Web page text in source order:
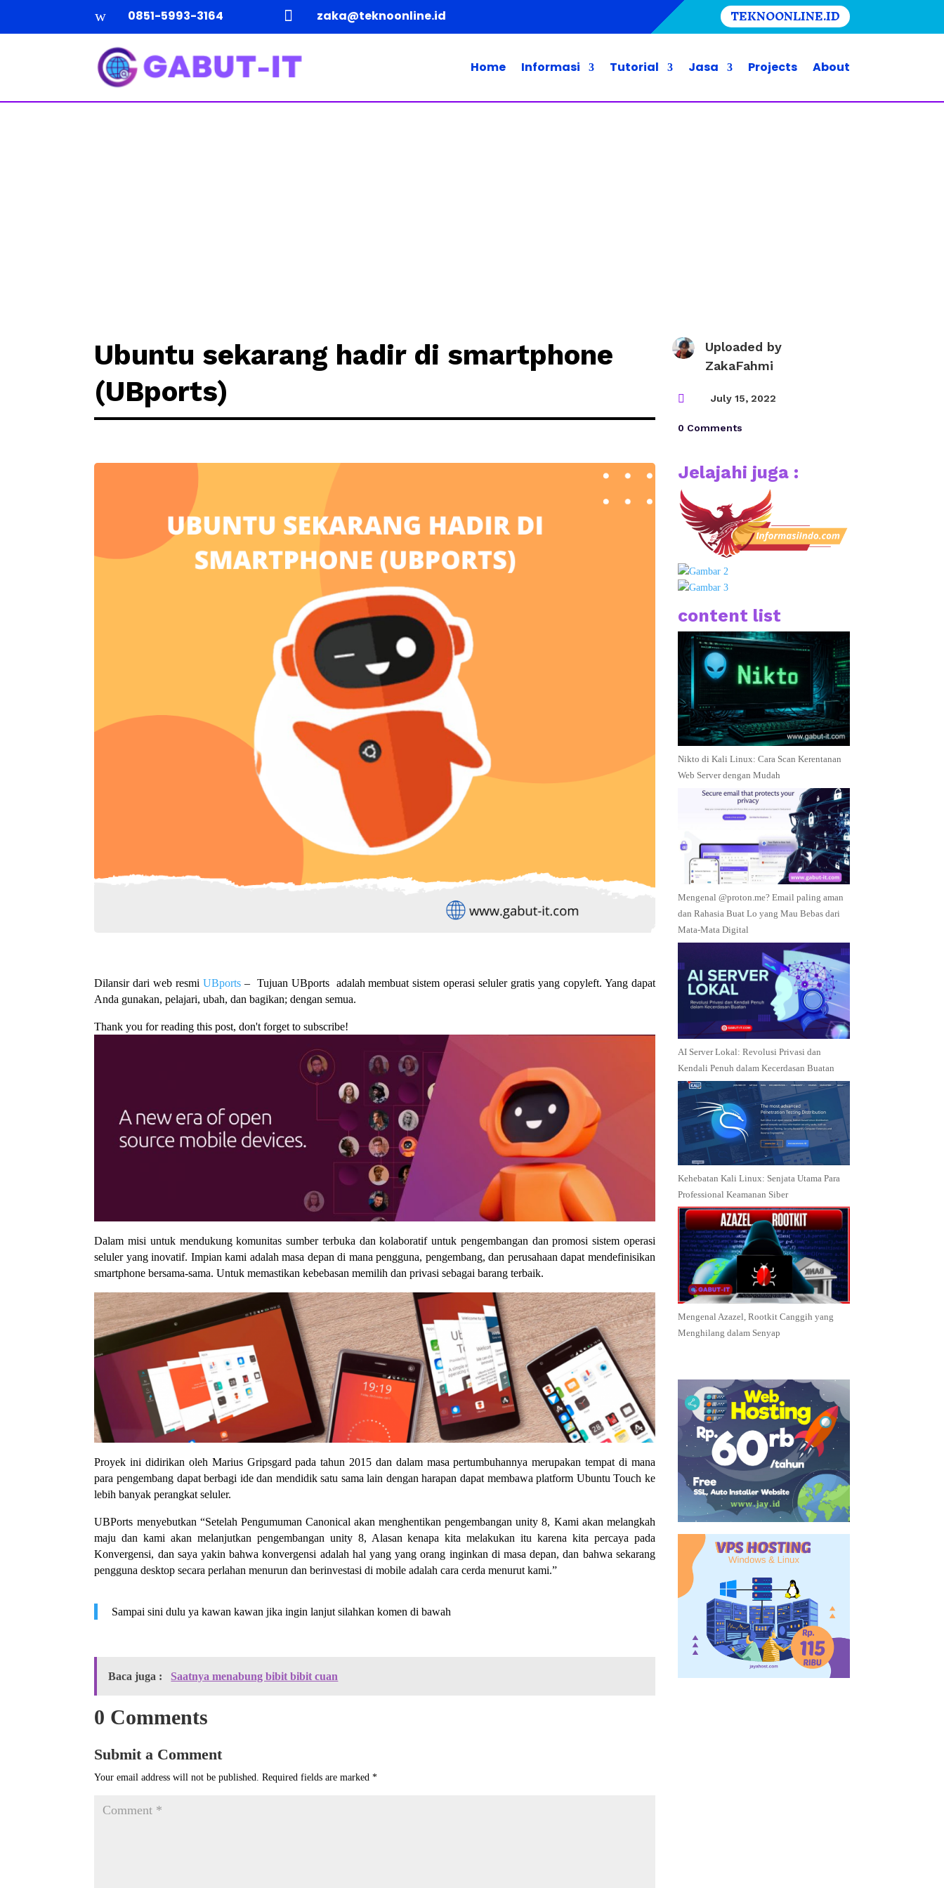
w 0851-5993-3164  zaka@teknoonline.id TEKNOONLINE.ID
Home Informasi Tutorial Jasa Projects About
Ubuntu sekarang hadir di smartphone
(UBports)
Uploaded by
ZakaFahmi
 July 15, 2022
0 Comments
Dilansir dari web resmiUBports – Tujuan UBports adalah membuat sistem operasi seluler gratis yang copyleft. Yang dapat
Anda gunakan, pelajari, ubah, dan bagikan; dengan semua.
Thank you for reading this post, don't forget to subscribe!
Dalam misi untuk mendukung komunitas sumber terbuka dan kolaboratif untuk pengembangan dan promosi sistem operasi
seluler yang inovatif. Impian kami adalah masa depan di mana pengguna, pengembang, dan perusahaan dapat mendefinisikan
smartphone bersama-sama. Untuk memastikan kebebasan memilih dan privasi sebagai barang terbaik.
Proyek ini didirikan oleh Marius Gripsgard pada tahun 2015 dan dalam masa pertumbuhannya merupakan tempat di mana
para pengembang dapat berbagi ide dan mendidik satu sama lain dengan harapan dapat membawa platform Ubuntu Touch ke
lebih banyak perangkat seluler.
UBPorts menyebutkan “Setelah Pengumuman Canonical akan menghentikan pengembangan unity 8, Kami akan melangkah
maju dan kami akan melanjutkan pengembangan unity 8, Alasan kenapa kita melakukan itu karena kita percaya pada
Konvergensi, dan saya yakin bahwa konvergensi adalah hal yang yang orang inginkan di masa depan, dan bahwa sekarang
pengguna desktop secara perlahan menurun dan berinvestasi di mobile adalah cara cerda menurut kami.”
Sampai sini dulu ya kawan kawan jika ingin lanjut silahkan komen di bawah
Baca juga : Saatnya menabung bibit bibit cuan
0 Comments
Submit a Comment
Your email address will not be published. Required fields are marked*
Jelajahi juga :
content list
Nikto di Kali Linux: Cara Scan Kerentanan
Web Server dengan Mudah
Mengenal @proton.me? Email paling aman
dan Rahasia Buat Lo yang Mau Bebas dari
Mata-Mata Digital
AI Server Lokal: Revolusi Privasi dan
Kendali Penuh dalam Kecerdasan Buatan
Kehebatan Kali Linux: Senjata Utama Para
Professional Keamanan Siber
Mengenal Azazel, Rootkit Canggih yang
Menghilang dalam Senyap